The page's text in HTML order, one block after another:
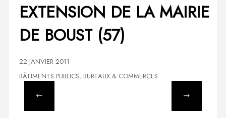
EXTENSION DE LA MAIRIE
DE BOUST (57)
22 JANVIER 2011 -
BÂTIMENTS PUBLICS, BUREAUX & COMMERCES